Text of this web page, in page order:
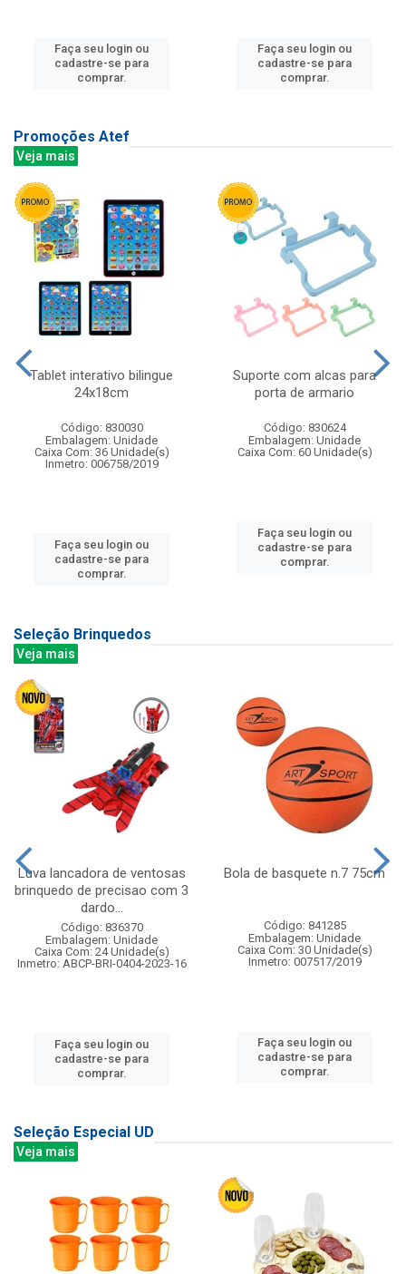
Faça seu login ou
cadastre-se para
comprar.
Faça seu login ou
cadastre-se para
comprar.
Promoções Atef
Veja mais
Tablet interativo bilingue
24x18cm
Código: 830030
Embalagem: Unidade
Caixa Com: 36 Unidade(s)
Inmetro: 006758/2019
Faça seu login ou
cadastre-se para
comprar.
Suporte com alcas para
porta de armario
Código: 830624
Embalagem: Unidade
Caixa Com: 60 Unidade(s)
Faça seu login ou
cadastre-se para
comprar.
Seleção Brinquedos
Veja mais
Luva lancadora de ventosas
brinquedo de precisao com 3
dardo...
Código: 836370
Embalagem: Unidade
Caixa Com: 24 Unidade(s)
Inmetro: ABCP-BRI-0404-2023-16
Faça seu login ou
cadastre-se para
comprar.
Bola de basquete n.7 75cm
Código: 841285
Embalagem: Unidade
Caixa Com: 30 Unidade(s)
Inmetro: 007517/2019
Faça seu login ou
cadastre-se para
comprar.
Seleção Especial UD
Veja mais